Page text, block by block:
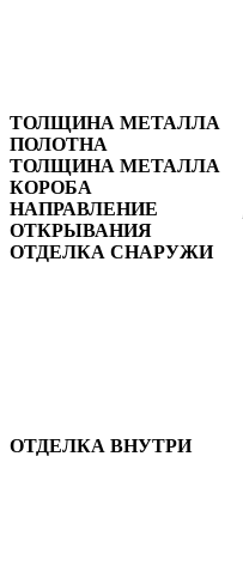
ТОЛЩИНА МЕТАЛЛА
ПОЛОТНА
ТОЛЩИНА МЕТАЛЛА
КОРОБА
НАПРАВЛЕНИЕ
ОТКРЫВАНИЯ
ОТДЕЛКА СНАРУЖИ
ОТДЕЛКА ВНУТРИ